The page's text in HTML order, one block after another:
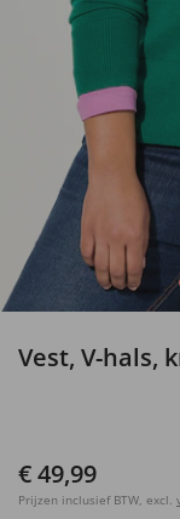
Vest, V-hals,
€ 49,99
Prijzen inclusief BTW, excl.